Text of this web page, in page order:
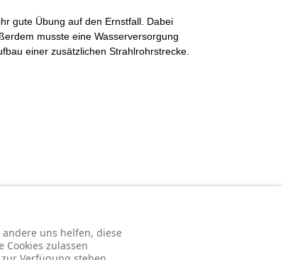
gute Übung auf den Ernstfall. Dabei
musste eine Wasserversorgung
einer zusätzlichen Strahlrohrstrecke.
uns helfen, diese
zulassen